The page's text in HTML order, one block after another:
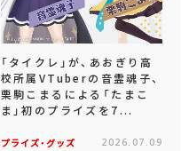
「タイクレ」が、あおぎり高
校所属VTuberの音霊魂子、
栗駒こまるによる「たまこ
ま」初のプライズを7...
プライズ・グッズ 2026.07.09